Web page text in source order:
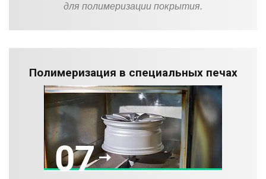
для полимеризации покрытия.
Полимеризация в специальных печах